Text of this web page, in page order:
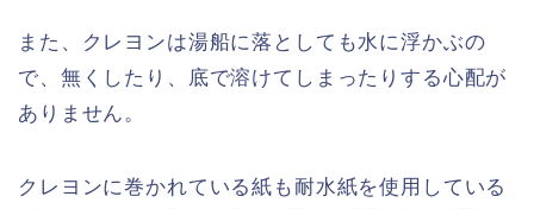
また、クレヨンは湯船に落としても水に浮かぶの
で、無くしたり、底で溶けてしまったりする心配が
ありません。
クレヨンに巻かれている紙も耐水紙を使用している